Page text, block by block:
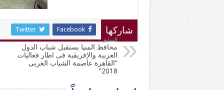
شاركها Facebook
Twitter
السابق
محافظ المنيا يستقبل شباب الدول
العربية والإفريقية فى اطار فعاليات
“القاهرة عاصمة الشباب العربى
2018”